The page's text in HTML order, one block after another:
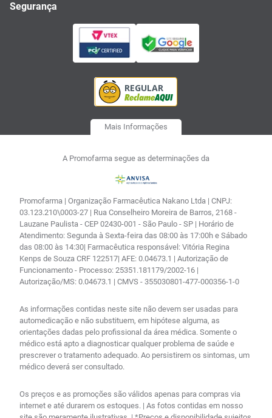
Segurança
Mais Informações
A Promofarma segue as determinações da
Promofarma | Organização Farmacêutica Nakano Ltda | CNPJ:
03.123.210\0003-27 | Rua Conselheiro Moreira de Barros, 2168 -
Lauzane Paulista - CEP 02430-001 - São Paulo - SP | Horário de
Atendimento: Segunda à Sexta-feira das 08:00 às 17:00h e Sábado
das 08:00 às 14:30| Farmacêutica responsável: Vitória Regina
Kenps de Souza CRF 122517| AFE: 0.04673.1 | Autorização de
Funcionamento - Processo: 25351.181179/2002-16 |
Autorização/MS: 0.04673.1 | CMVS - 355030801-477-000356-1-0
As informações contidas neste site não devem ser usadas para
automedicação e não substituem, em hipótese alguma, as
orientações dadas pelo profissional da área médica. Somente o
médico está apto a diagnosticar qualquer problema de saúde e
prescrever o tratamento adequado. Ao persistirem os sintomas, um
médico deverá ser consultado.
Os preços e as promoções são válidos apenas para compras via
internet e até durarem os estoques. | As fotos contidas em nosso